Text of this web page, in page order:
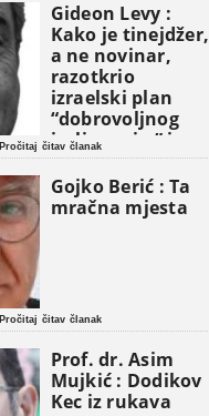
Gideon Levy :
Kako je tinejdžer,
a ne novinar,
razotkrio
izraelski plan
“dobrovoljnog
iseljavanja ” iz
Gaze
Pročitaj čitav članak
Gojko Berić : Ta
mračna mjesta
Pročitaj čitav članak
Prof. dr. Asim
Mujkić : Dodikov
Kec iz rukava